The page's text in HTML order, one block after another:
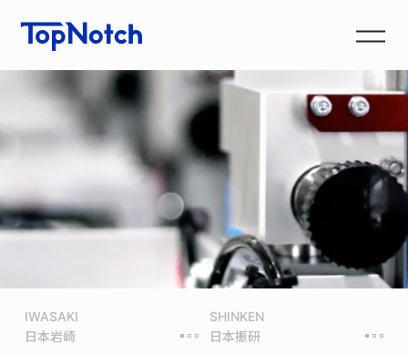
IWASAKI
日本岩崎
SHINKEN
日本振研